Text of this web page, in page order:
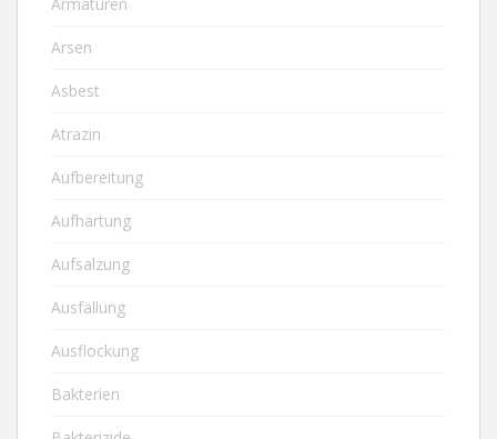
Arsen
Asbest
Atrazin
Aufbereitung
Aufhärtung
Aufsalzung
Ausfällung
Ausflockung
Bakterien